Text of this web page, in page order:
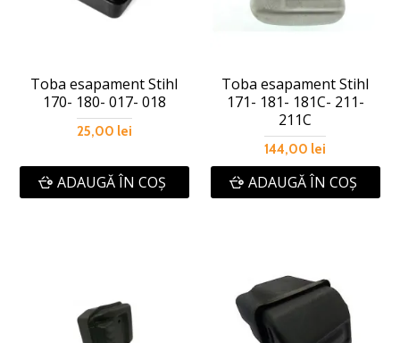
Toba esapament Stihl
170- 180- 017- 018
25,00 lei
ADAUGĂ ÎN COŞ
Toba esapament Stihl
171- 181- 181C- 211-
211C
144,00 lei
ADAUGĂ ÎN COŞ